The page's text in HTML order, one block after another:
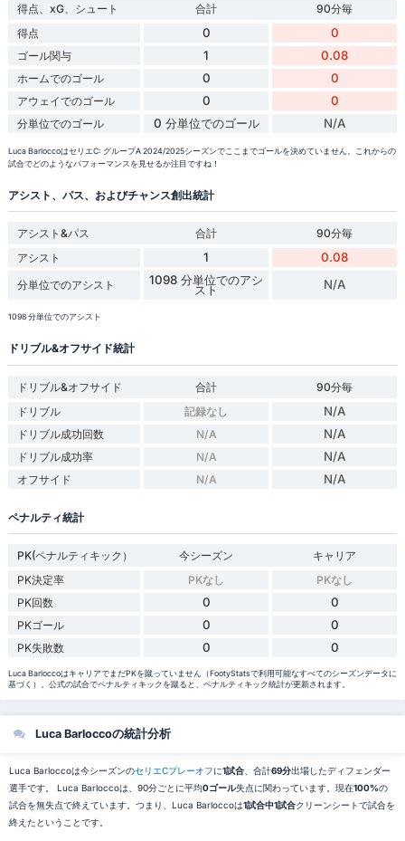
得点、xG、シュート 合計
90分毎
得点
0 0
ゴール関与 1 0.08
ホームでのゴール 0 0
アウェイでのゴール 0 0
分単位でのゴール 0 分単位でのゴール N/A
Luca BarloccoはセリエC: グループA 2024/2025シーズンでここまでゴールを決めていません。これからの
試合でどのようなパフォーマンスを見せるか注目ですね！
アシスト、パス、およびチャンス創出統計
アシスト&パス 合計
90分毎
アシスト
1 0.08
分単位でのアシスト 1098 分単位でのアシ
スト N/A
1098 分単位でのアシスト
ドリブル&オフサイド統計
ドリブル&オフサイド 合計
90分毎
ドリブル
記録なし N/A
ドリブル成功回数 N/A N/A
ドリブル成功率 N/A N/A
オフサイド N/A N/A
ペナルティ統計
PK(ペナルティキック） 今シーズン
キャリア
PK決定率
PKなし
PKなし
PK回数
0 0
PKゴール 0 0
PK失敗数 0 0
Luca BarloccoはキャリアでまだPKを蹴っていません（FootyStatsで利用可能なすべてのシーズンデータに
基づく）。公式の試合でペナルティキックを蹴ると、ペナルティキック統計が更新されます。
Luca Barloccoの統計分析
Luca Barloccoは今シーズンのセリエCプレーオフに1試合、合計69分出場したディフェンダー
選手です。 Luca Barloccoは、90分ごとに平均0ゴール失点に関わっています。現在100%の
試合を無失点で終えています。つまり、Luca Barloccoは1試合中1試合クリーンシートで試合を
終えたということです。